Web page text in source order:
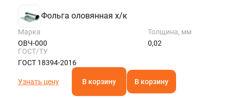
Фольга оловянная х/к
Марка
ОВЧ-000
Толщина, мм
0,02
ГОСТ/ТУ
ГОСТ 18394-2016
Узнать цену В корзину В корзину